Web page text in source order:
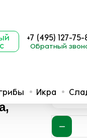
+7 (495) 127-75-
Обратный
Икра 207₽/